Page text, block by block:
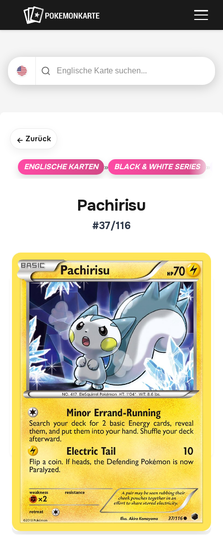
← Zurück
ENGLISCHE KARTEN » BLACK & WHITE SERIES »
Pachirisu
#37/116
Aktueller Marktpreis
€0,42
Normal
€1,37
Reverse Holo
Preise werden täglich aktualisiert.